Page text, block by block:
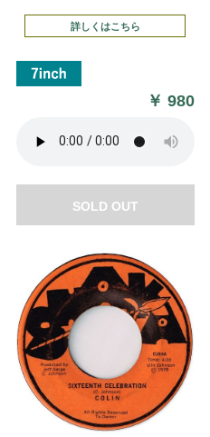
詳しくはこちら
￥980
SOLD OUT